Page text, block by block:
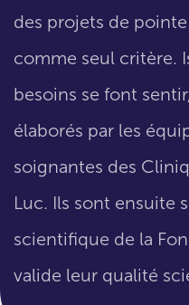
des projets de
comme seul critère.
besoins se font
élaborés par les
soignantes des
Luc. Ils sont ensuite
scientifique de la
valide leur qualité